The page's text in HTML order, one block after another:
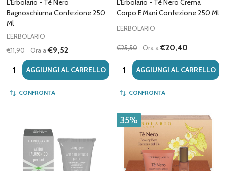
L'Erbolario - Tè Nero
Bagnoschiuma Confezione 250
Ml
L'ERBOLARIO
€11,90
Ora a€9,52
Quantità:AGGIUNGI AL CARRELLO
CONFRONTA
L'Erbolario - Tè Nero Crema
Corpo E Mani Confezione 250 Ml
L'ERBOLARIO
€25,50 Ora a€20,40
Quantità:AGGIUNGI AL CARRELLO
CONFRONTA
35%